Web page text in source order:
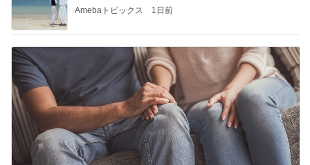
Amebaトピックス 1日前